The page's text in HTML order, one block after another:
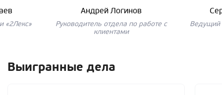
«2Лекс»
Андрей Логинов
Руководитель отдела по работе с
клиентами
Ведущий
Выигранные дела